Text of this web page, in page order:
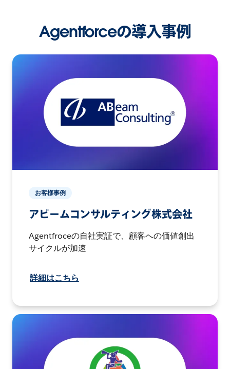
Agentforceの導入事例
お客様事例
アビームコンサルティング株式会社
Agentfroceの自社実証で、顧客への価値創出
サイクルが加速
詳細はこちら